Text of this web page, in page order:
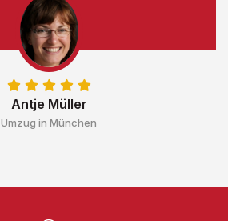
Antje Müller
Umzug in München